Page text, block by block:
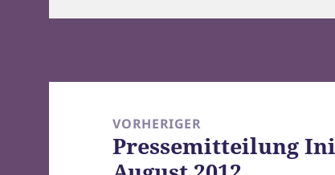
VORHERIGER
Vorheriger
Beitrag:
Pressemitteilung